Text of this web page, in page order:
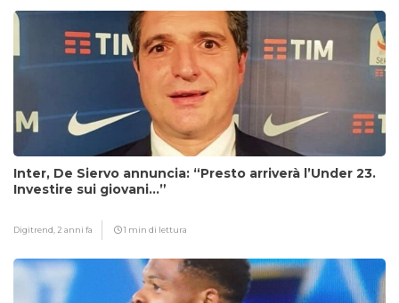
Inter, De Siervo annuncia: “Presto arriverà l’Under 23.
Investire sui giovani…”
Digitrend, 2 anni fa 1 min di lettura